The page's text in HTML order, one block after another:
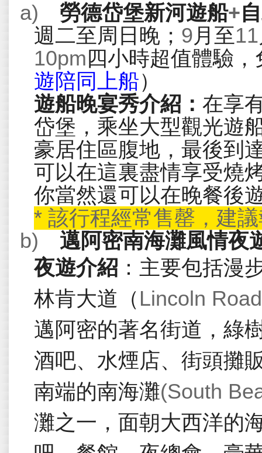
a)
勞德岱堡新河遊船+
週二至周日晚； 9月至11
10pm 四小時超值體驗
遊陪同上船）
遊船晚宴秀介紹： 在享
岱堡，乘坐大型觀光遊
豪居住區腹地，最後到
可以在這裏盡情享受燒
你當然還可以在晚餐後
* 該行程經常售罄，建
b)
邁阿密南海灘風情夜
夜遊介紹 ：主要包括漫
林肯大道（ Lincoln Road
邁阿密的著名街道，綠
酒吧、水煙店、街頭攤
南端的南海灘(South
灘之一，面朝大西洋的